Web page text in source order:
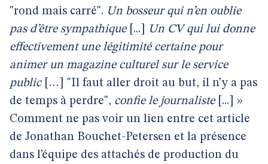
"rond mais carré". Un bosseur qui n’en oublie
pas d’être sympathique[...]
Un CV qui lui donne
effectivement une légitimité certaine pour
animer un magazine culturel sur le service
public[…] "Il faut aller droit au but, il n’y a pas
de temps à perdre", confie le journaliste [...] »
Comment ne pas voir un lien entre cet article
de Jonathan Bouchet-Petersen et la présence
dans l’équipe des attachés de production du